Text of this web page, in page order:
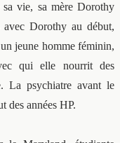
vie, sa mère Dorothy
avec Dorothy au début,
jeune homme féminin,
qui elle nourrit des
La psychiatre avant le
des années HP.